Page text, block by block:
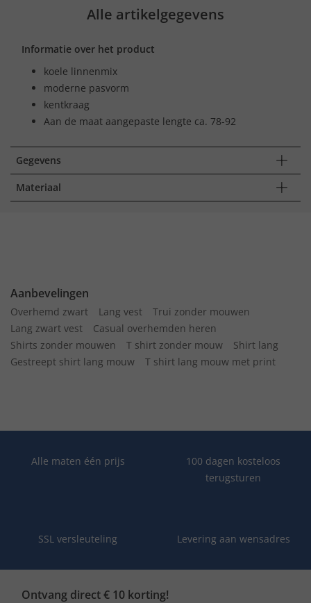
Alle artikelgegevens
Informatie over het product
koele linnenmix
moderne pasvorm
kentkraag
Aan de maat aangepaste lengte ca. 78-92
Gegevens
Materiaal
Aanbevelingen
Overhemd zwart Lang vest
Trui zonder mouwen
Lang zwart vest
Casual overhemden heren
Shirts zonder mouwen
T shirt zonder mouw
Shirt lang
Gestreept shirt lang mouw
T shirt lang mouw met print
Alle maten één prijs
100 dagen kosteloos
terugsturen
SSL versleuteling Levering aan wensadres
Ontvang direct € 10 korting!